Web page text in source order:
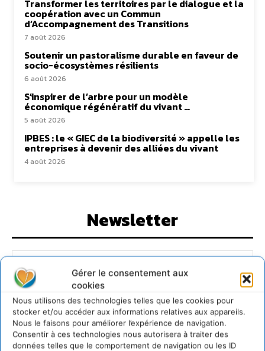
Gérer le consentement aux
cookies
Nous utilisons des technologies telles que les cookies pour
stocker et/ou accéder aux informations relatives aux appareils.
Nous le faisons pour améliorer l’expérience de navigation.
Consentir à ces technologies nous autorisera à traiter des
données telles que le comportement de navigation ou les ID
Transformer les territoires par le dialogue et la
coopération avec un Commun
d’Accompagnement des Transitions
7 août 2026
Soutenir un pastoralisme durable en faveur de
socio-écosystèmes résilients
6 août 2026
S’inspirer de l’arbre pour un modèle
économique régénératif du vivant …
5 août 2026
IPBES : le « GIEC de la biodiversité » appelle les
entreprises à devenir des alliées du vivant
4 août 2026
Newsletter
JE M'ABONNE